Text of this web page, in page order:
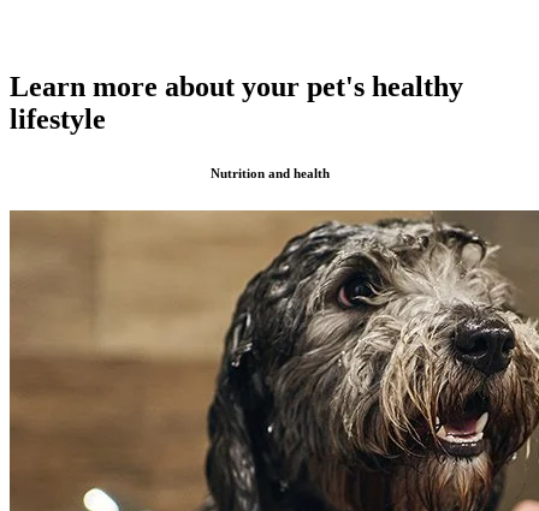
Learn more about your pet's healthy
lifestyle
Nutrition and health